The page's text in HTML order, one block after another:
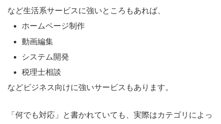
など生活系サービスに強いところもあれば、
ホームページ制作
動画編集
システム開発
税理士相談
などビジネス向けに強いサービスもあります。
「何でも対応」と書かれていても、実際はカテゴリによっ